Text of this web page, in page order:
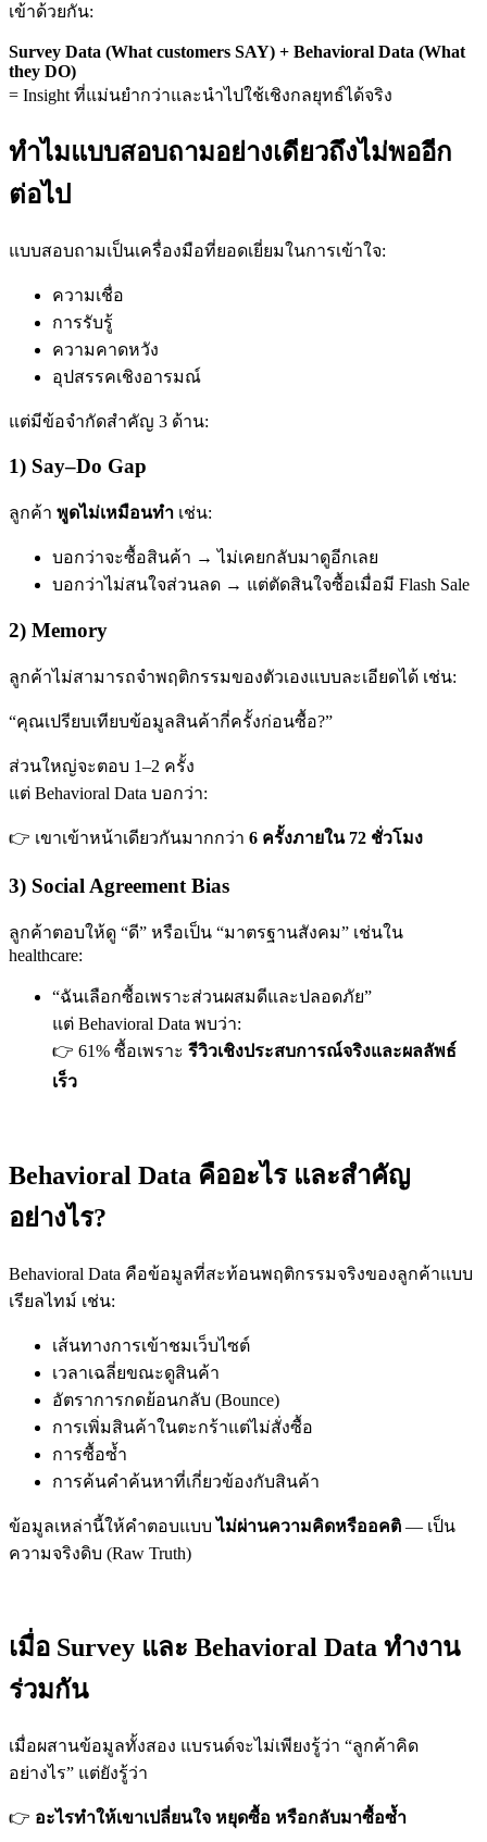
เข้าด้วยกัน:
Survey Data (What customers SAY) + Behavioral Data (What
they DO)
= Insight ที่แม่นยำกว่าและนำไปใช้เชิงกลยุทธ์ได้จริง
ทำไมแบบสอบถามอย่างเดียวถึงไม่พออีก
ต่อไป
แบบสอบถามเป็นเครื่องมือที่ยอดเยี่ยมในการเข้าใจ:
ความเชื่อ
การรับรู้
ความคาดหวัง
อุปสรรคเชิงอารมณ์
แต่มีข้อจำกัดสำคัญ 3 ด้าน:
1) Say–Do Gap
ลูกค้า พูดไม่เหมือนทำ เช่น:
บอกว่าจะซื้อสินค้า → ไม่เคยกลับมาดูอีกเลย
บอกว่าไม่สนใจส่วนลด → แต่ตัดสินใจซื้อเมื่อมี Flash Sale
2) Memory
ลูกค้าไม่สามารถจำพฤติกรรมของตัวเองแบบละเอียดได้ เช่น:
“คุณเปรียบเทียบข้อมูลสินค้ากี่ครั้งก่อนซื้อ?”
ส่วนใหญ่จะตอบ 1–2 ครั้ง
แต่ Behavioral Data บอกว่า:
เขาเข้าหน้าเดียวกันมากกว่า 6 ครั้งภายใน 72 ชั่วโมง
3) Social Agreement Bias
ลูกค้าตอบให้ดู “ดี” หรือเป็น “มาตรฐานสังคม” เช่นใน
healthcare:
“ฉันเลือกซื้อเพราะส่วนผสมดีและปลอดภัย”
แต่ Behavioral Data พบว่า:
61% ซื้อเพราะ รีวิวเชิงประสบการณ์จริงและผลลัพธ์
เร็ว
Behavioral Data คืออะไร และสำคัญ
อย่างไร?
Behavioral Data คือข้อมูลที่สะท้อนพฤติกรรมจริงของลูกค้าแบบ
เรียลไทม์ เช่น:
เส้นทางการเข้าชมเว็บไซต์
เวลาเฉลี่ยขณะดูสินค้า
อัตราการกดย้อนกลับ (Bounce)
การเพิ่มสินค้าในตะกร้าแต่ไม่สั่งซื้อ
การซื้อซ้ำ
การค้นคำค้นหาที่เกี่ยวข้องกับสินค้า
ข้อมูลเหล่านี้ให้คำตอบแบบไม่ผ่านความคิดหรืออคติ — เป็น
ความจริงดิบ (Raw Truth)
เมื่อ Survey และ Behavioral Data ทำงาน
ร่วมกัน
เมื่อผสานข้อมูลทั้งสอง แบรนด์จะไม่เพียงรู้ว่า “ลูกค้าคิด
อย่างไร” แต่ยังรู้ว่า
อะไรทำให้เขาเปลี่ยนใจ หยุดซื้อ หรือกลับมาซื้อซ้ำ